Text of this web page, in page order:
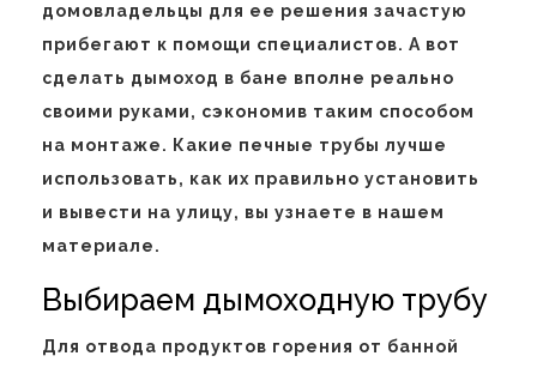
домовладельцы для ее решения зачастую
прибегают к помощи специалистов. А вот
сделать дымоход в бане вполне реально
своими руками, сэкономив таким способом
на монтаже. Какие печные трубы лучше
использовать, как их правильно установить
и вывести на улицу, вы узнаете в нашем
материале.
Выбираем дымоходную трубу
Для отвода продуктов горения от банной